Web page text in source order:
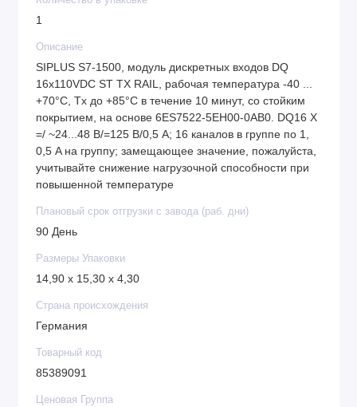
1
Описание
SIPLUS S7-1500, модуль дискретных входов DQ
16x110VDC ST TX RAIL, рабочая температура -40 ...
+70°C, Tx до +85°C в течение 10 минут, со стойким
покрытием, на основе 6ES7522-5EH00-0AB0. DQ16 X
=/ ~24...48 В/=125 В/0,5 A; 16 каналов в группе по 1,
0,5 A на группу; замещающее значение, пожалуйста,
учитывайте снижение нагрузочной способности при
повышенной температуре
Плановый срок отгрузки с завода (раб. дни)
90 День
Размеры Упаковки
14,90 x 15,30 x 4,30
Страна происхождения
Германия
Товарный код
85389091
Ценовая Группа